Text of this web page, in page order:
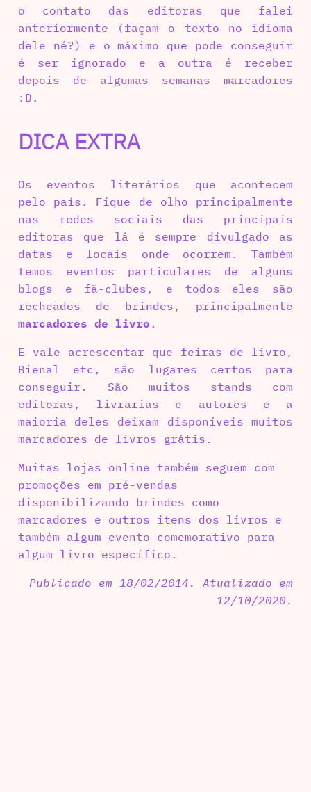
o contato das editoras que falei
anteriormente (façam o texto no idioma
dele né?) e o máximo que pode conseguir
é ser ignorado e a outra é receber
depois de algumas semanas marcadores
:D.
DICA EXTRA
Os eventos literários que acontecem
pelo país. Fique de olho principalmente
nas redes sociais das principais
editoras que lá é sempre divulgado as
datas e locais onde ocorrem. Também
temos eventos particulares de alguns
blogs e fã-clubes, e todos eles são
recheados de brindes, principalmente
marcadores de livro .
E vale acrescentar que feiras de livro,
Bienal etc, são lugares certos para
conseguir. São muitos stands com
editoras, livrarias e autores e a
maioria deles deixam disponíveis muitos
marcadores de livros grátis.
Muitas lojas online também seguem com
promoções em pré-vendas
disponibilizando brindes como
marcadores e outros itens dos livros e
também algum evento comemorativo para
algum livro específico.
Publicado em 18/02/2014. Atualizado em
12/10/2020.